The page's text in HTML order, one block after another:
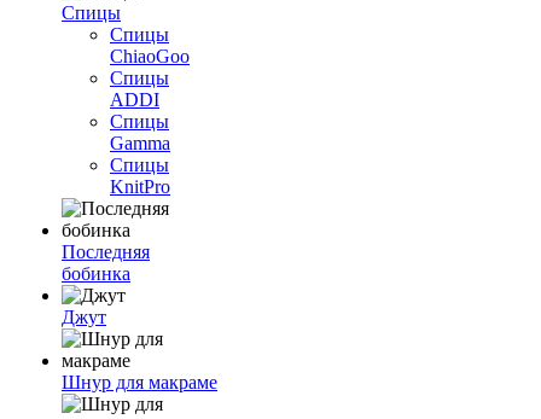
Спицы
Спицы
ChiaoGoo
Спицы
ADDI
Спицы
Gamma
Спицы
KnitPro
Последняя
бобинка
Джут
Шнур для макраме